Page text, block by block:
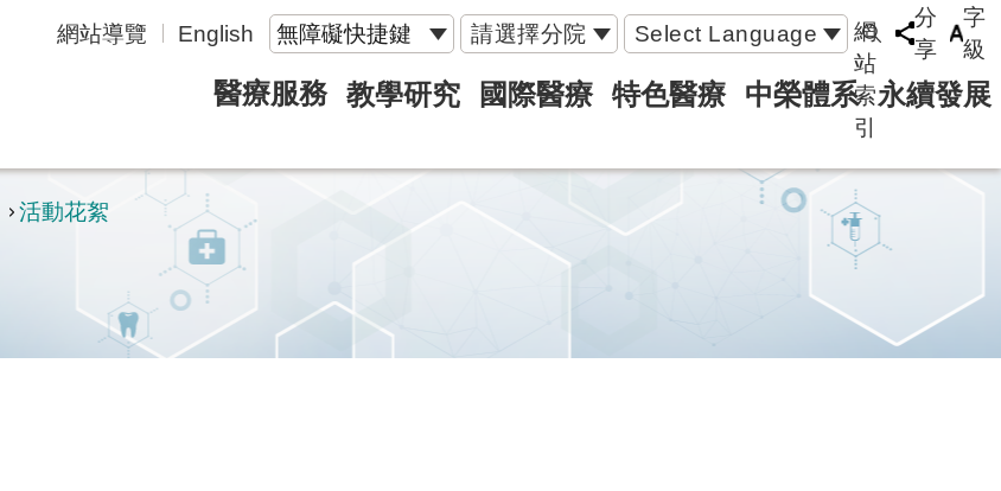
網站導覽 English 無障礙快捷鍵 請選擇分院 Select Language
網
站
索
引
分
享
字
級
醫療服務 教學研究 國際醫療 特色醫療 中榮體系 永續發展
活動花絮